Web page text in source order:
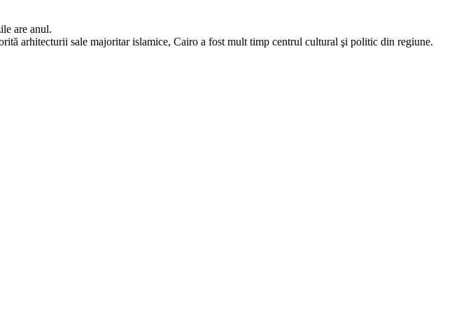
are anul.
arhitecturii sale majoritar islamice, Cairo a fost mult timp centrul cultural şi politic din regiune.